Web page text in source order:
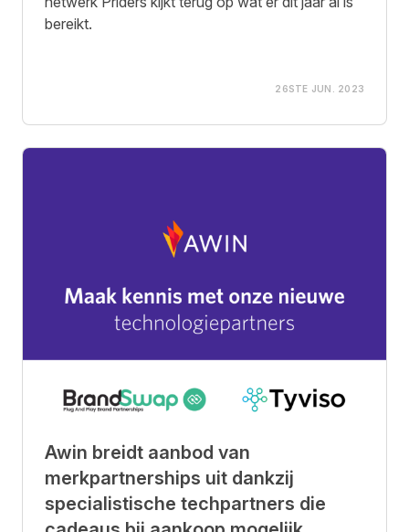
bereikt.
26STE JUN. 2023
Awin breidt aanbod van
merkpartnerships uit dankzij
specialistische techpartners die